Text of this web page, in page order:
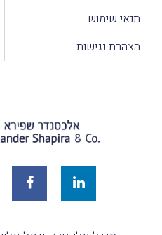
תנאי שימוש
הצהרת נגישות